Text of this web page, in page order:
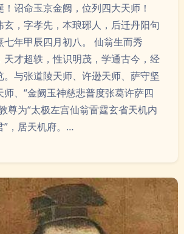
诏命玉京金阙，位列四大天师！
玄，字孝先，本琅琊人，后迁丹阳句
七年甲辰四月初八。 仙翁生而秀
天才超轶，性识明茂，学通古今，经
。与张道陵天师、许逊天师、萨守坚
师、“金阙玉神慈悲普度张葛许萨四
尊为“太极左宫仙翁雷霆玄省天机内
”，居天机府。…